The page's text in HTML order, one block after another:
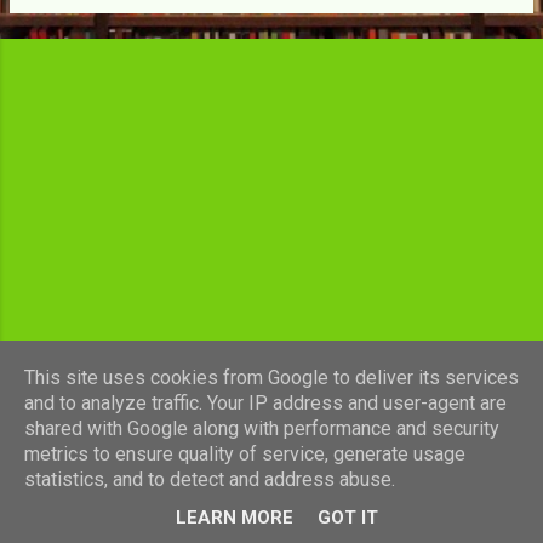
c
l
Fourni par Blogger
This site uses cookies from Google to deliver its services
and to analyze traffic. Your IP address and user-agent are
shared with Google along with performance and security
metrics to ensure quality of service, generate usage
statistics, and to detect and address abuse.
LEARN MORE GOT IT